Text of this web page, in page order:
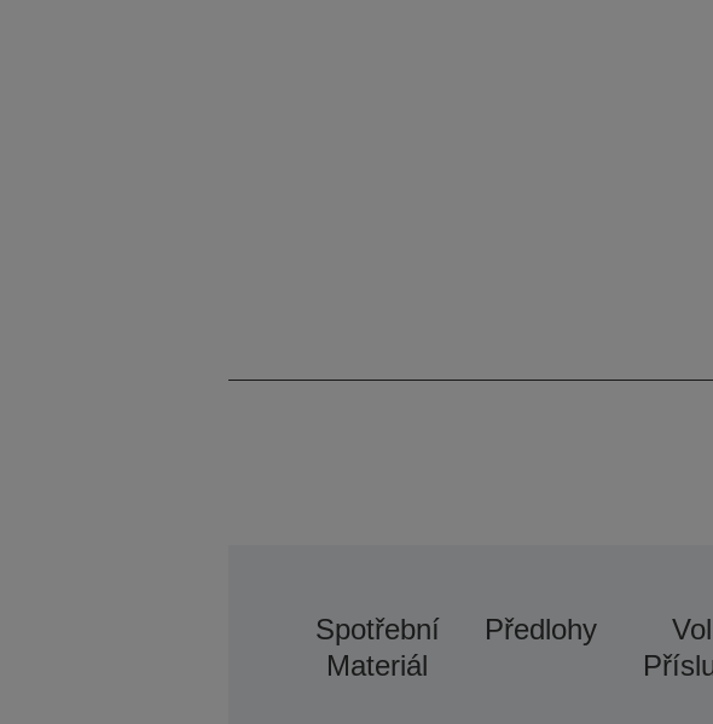
Spotřební
Materiál
Předlohy